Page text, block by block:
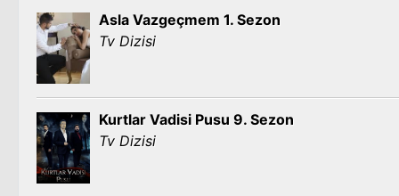
Asla Vazgeçmem 1. Sezon
Tv Dizisi
Kurtlar Vadisi Pusu 9. Sezon
Tv Dizisi